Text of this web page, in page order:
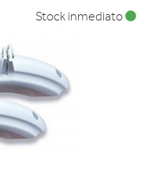
Stock inmediato